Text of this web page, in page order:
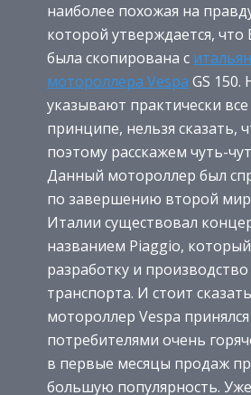
наиболее похожая на
которой утверждается, что
была скопирована с
мотороллера Vespa GS 150.
указывают практически
принципе, нельзя сказать,
поэтому расскажем чуть-
Данный мотороллер был
по завершению второй
Италии существовал
названием Piaggio, который
разработку и производство
транспорта. И стоит
мотороллер Vespa принялся
потребителями очень
в первые месяцы продаж
большую популярность.